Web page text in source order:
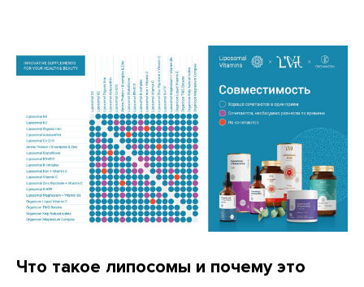
Что такое липосомы и почему это